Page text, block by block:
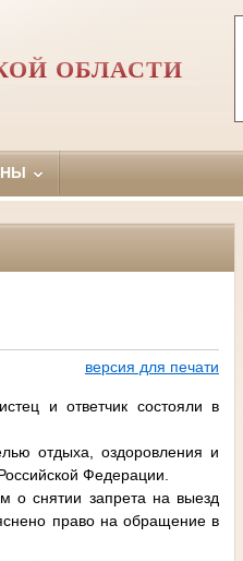
ОБЛАСТИ
версия для печати
и ответчик состояли в
отдыха, оздоровления и
Федерации.
о снятии запрета на выезд
право на обращение в